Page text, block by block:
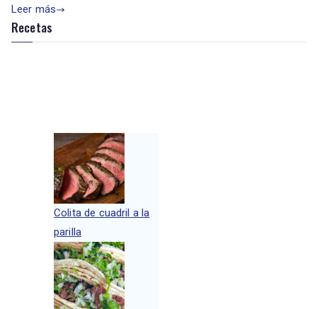
Leer más
Recetas
Colita de cuadril a la
parilla